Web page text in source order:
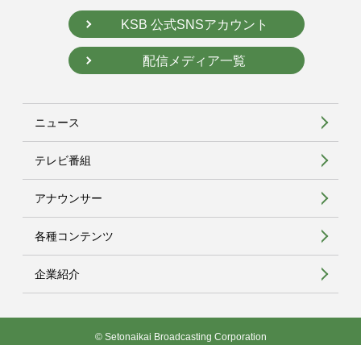
KSB 公式SNSアカウント
配信メディア一覧
ニュース
テレビ番組
アナウンサー
各種コンテンツ
企業紹介
© Setonaikai Broadcasting Corporation